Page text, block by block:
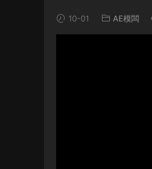
10-01 AE模闆